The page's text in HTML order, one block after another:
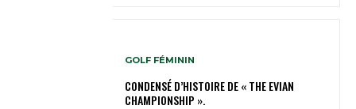
GOLF FÉMININ
CONDENSÉ D’HISTOIRE DE « THE EVIAN
CHAMPIONSHIP ».